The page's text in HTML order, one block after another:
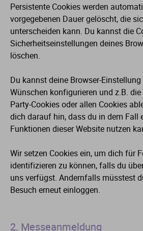
Persistente Cookies werden
vorgegebenen Dauer gelöscht, die
unterscheiden kann. Du kannst die
Sicherheitseinstellungen deines
löschen.
Du kannst deine Browser-
Wünschen konfigurieren und z.B.
Party-Cookies oder allen Cookies
dich darauf hin, dass du in dem Fall
Funktionen dieser Website nutzen
Wir setzen Cookies ein, um dich für
identifizieren zu können, falls du
uns verfügst. Andernfalls müsstest
Besuch erneut einloggen.
2. Messeanmeldung